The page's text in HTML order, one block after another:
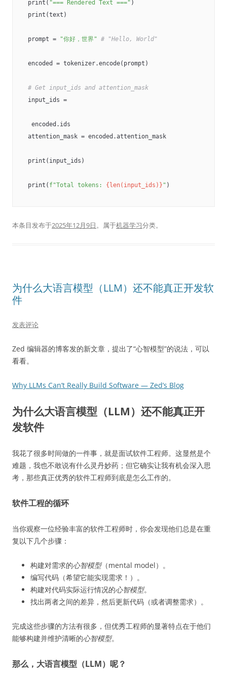
print( "=== Rendered Text ===" )
print(text)
prompt = "你好，世界" # "Hello, World"
encoded = tokenizer.encode(prompt)
# Get input_ids and attention_mask
input_ids =
encoded.ids
attention_mask = encoded.attention_mask
print(input_ids)
print( f"Total tokens: {len(input_ids)} " )
本条目发布于2025年12月9日。属于机器学习分类。
为什么大语言模型（LLM）还不能真正开发软
件
发表评论
Zed 编辑器的博客发的新文章，提出了“心智模型”的说法，可以
看看。
Why LLMs Can’t Really Build Software — Zed’s Blog
为什么大语言模型（LLM）还不能真正开
发软件
我花了很多时间做的一件事，就是面试软件工程师。这显然是个
难题，我也不敢说有什么灵丹妙药；但它确实让我有机会深入思
考，那些真正优秀的软件工程师到底是怎么工作的。
软件工程的循环
当你观察一位经验丰富的软件工程师时，你会发现他们总是在重
复以下几个步骤：
构建对需求的心智模型（mental model）。
编写代码（希望它能实现需求！）。
构建对代码实际运行情况的心智模型。
找出两者之间的差异，然后更新代码（或者调整需求）。
完成这些步骤的方法有很多，但优秀工程师的显著特点在于他们
能够构建并维护清晰的心智模型。
那么，大语言模型（LLM）呢？